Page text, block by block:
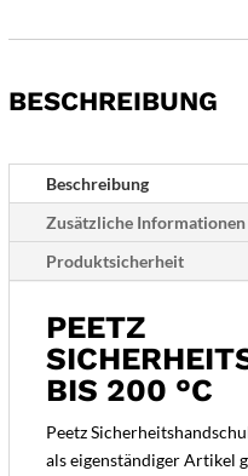
BESCHREIBUNG
Beschreibung
Zusätzliche Informationen
Produktsicherheit
PEETZ
BIS 200 °C
Peetz
als eigenständiger Artikel